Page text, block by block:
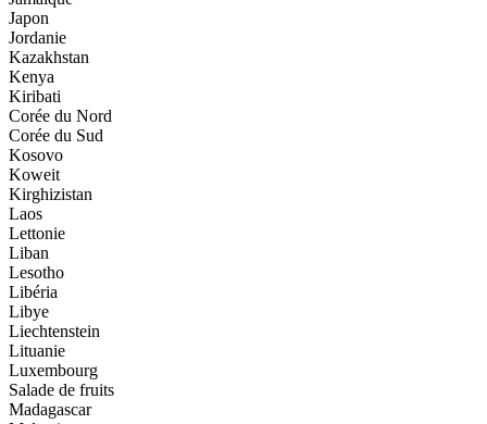
Japon
Jordanie
Kazakhstan
Kenya
Kiribati
Corée du Nord
Corée du Sud
Kosovo
Koweit
Kirghizistan
Laos
Lettonie
Liban
Lesotho
Libéria
Libye
Liechtenstein
Lituanie
Luxembourg
Salade de fruits
Madagascar